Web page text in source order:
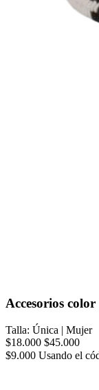
Accesorios
Talla: Única | Mujer
$18.000 $45.000
$9.000 Usando el